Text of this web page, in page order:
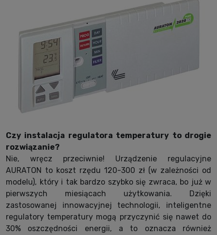
Czy instalacja regulatora temperatury to drogie
rozwiązanie?
Nie, wręcz przeciwnie! Urządzenie regulacyjne
AURATON to koszt rzędu 120-300 zł (w zależności od
modelu), który i tak bardzo szybko się zwraca, bo już w
pierwszych miesiącach użytkowania. Dzięki
zastosowanej innowacyjnej technologii, inteligentne
regulatory temperatury mogą przyczynić się nawet do
30% oszczędności energii, a to oznacza również